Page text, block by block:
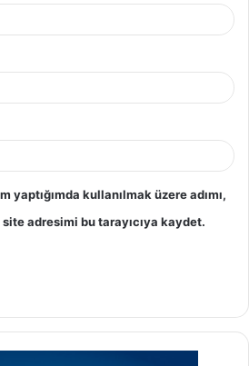
yaptığımda kullanılmak üzere adımı,
adresimi bu tarayıcıya kaydet.